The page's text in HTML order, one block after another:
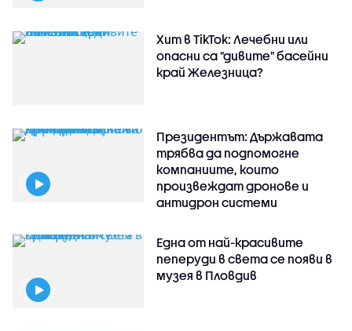
Хит в TikTok: Лечебни или
опасни са "дивите" басейни
край Железница?
Президентът: Държавата
трябва да подпомогне
компаниите, които
произвеждат дронове и
антидрон системи
Една от най-красивите
пеперуди в света се появи в
музея в Пловдив